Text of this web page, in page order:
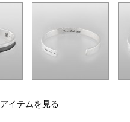
アイテムを見る